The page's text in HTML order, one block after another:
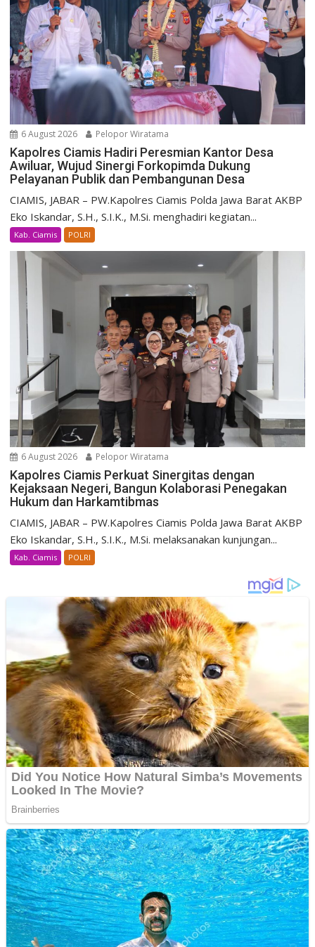
6 August 2026 Pelopor Wiratama
Kapolres Ciamis Hadiri Peresmian Kantor Desa
Awiluar, Wujud Sinergi Forkopimda Dukung
Pelayanan Publik dan Pembangunan Desa
CIAMIS, JABAR – PW.Kapolres Ciamis Polda Jawa Barat AKBP
Eko Iskandar, S.H., S.I.K., M.Si. menghadiri kegiatan...
Kab. Ciamis POLRI
6 August 2026 Pelopor Wiratama
Kapolres Ciamis Perkuat Sinergitas dengan
Kejaksaan Negeri, Bangun Kolaborasi Penegakan
Hukum dan Harkamtibmas
CIAMIS, JABAR – PW.Kapolres Ciamis Polda Jawa Barat AKBP
Eko Iskandar, S.H., S.I.K., M.Si. melaksanakan kunjungan...
Kab. Ciamis POLRI